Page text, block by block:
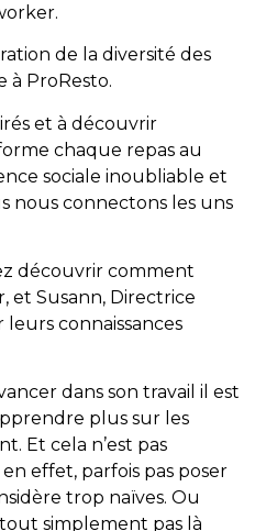
de la diversité des
à ProResto.
et à découvrir
chaque repas au
sociale inoubliable et
nous connectons les uns
découvrir comment
et Susann, Directrice
connaissances
dans son travail il est
plus sur les
Et cela n’est pas
effet, parfois pas poser
trop naïves. Ou
simplement pas là